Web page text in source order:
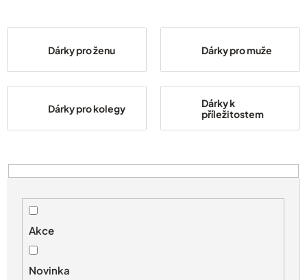
Dárky pro ženu Dárky pro muže
Dárky pro kolegy
Dárky k
příležitostem
Akce
Novinka
V